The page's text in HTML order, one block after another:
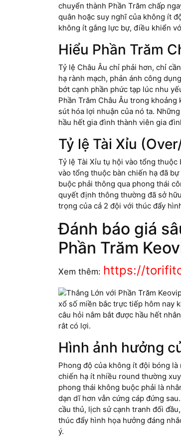
chuyển thành Phần Trăm chấp
quân hoặc suy nghĩ của không ít
không ít gắng lực bự, điều khiển
Hiểu Phần Trăm
Tỷ lệ Châu Âu chỉ phải hơn, chỉ
hạ rành mạch, phản ánh công
bớt cạnh phần phức tạp lúc nhu
Phần Trăm Châu Âu trong
sút hóa lợi nhuận của nó ta.
hầu hết gia đình thành viên gia
Tỷ lệ Tài Xỉu
Tỷ lệ Tài Xỉu tụ hội vào tổng
vào tổng thuộc bàn chiến hạ đã
buộc phải thông qua phong thái
quyết định thông thường đã sở
trọng của cả 2 đội với thúc đẩy
Đánh báo giá
Phần Trăm
Xem thêm: https://
xổ số miền bắc trực tiếp hôm nay
câu hỏi nắm bắt được hầu hết
rât có lợi.
Hình ảnh hưởng
Phong độ của không ít đội bóng
chiến hạ ít nhiều round thường
phong thái không buộc phải là
dạn dĩ hơn vẫn cứng cáp đứng
cầu thủ, lịch sử cạnh tranh đối
thúc đẩy hình họa hưởng đáng
ý.